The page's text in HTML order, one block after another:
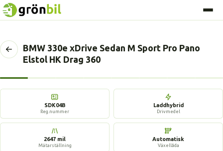
Tillbaka
sida
BMW 330e xDrive Sedan M Sport Pro Pano
Elstol HK Drag 360
SDK04B
Reg.nummer
Laddhybrid
Drivmedel
2647 mil
Mätarställning
Automatisk
Växellåda